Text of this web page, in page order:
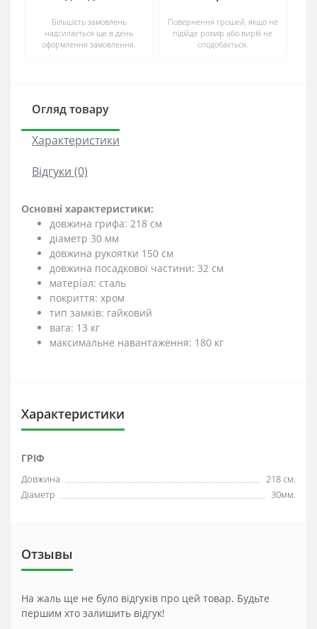
Більшість замовлень
надсилається ще в день
оформлення замовлення.
Повернення грошей, якщо не
підійде розмір або виріб не
сподобається.
Огляд товару
Характеристики
Відгуки (0)
Основні характеристики:
довжина грифа: 218 см
діаметр 30 мм
довжина рукоятки 150 см
довжина посадкової частини: 32 см
матеріал: сталь
покриття: хром
тип замків: гайковий
вага: 13 кг
максимальне навантаження: 180 кг
Характеристики
ГРІФ
Довжина
218 см.
Діаметр
30мм.
Отзывы
На жаль ще не було відгуків про цей товар. Будьте
першим хто залишить відгук!